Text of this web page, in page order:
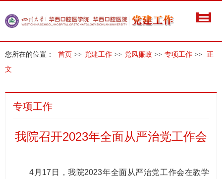
您所在的位置： 首页 >> 党建工作 >> 党风廉政 >> 专项工作 >>
正
文
专项工作
我院召开2023年全面从严治党工作会
4月17日，我院2023年全面从严治党工作会在教学